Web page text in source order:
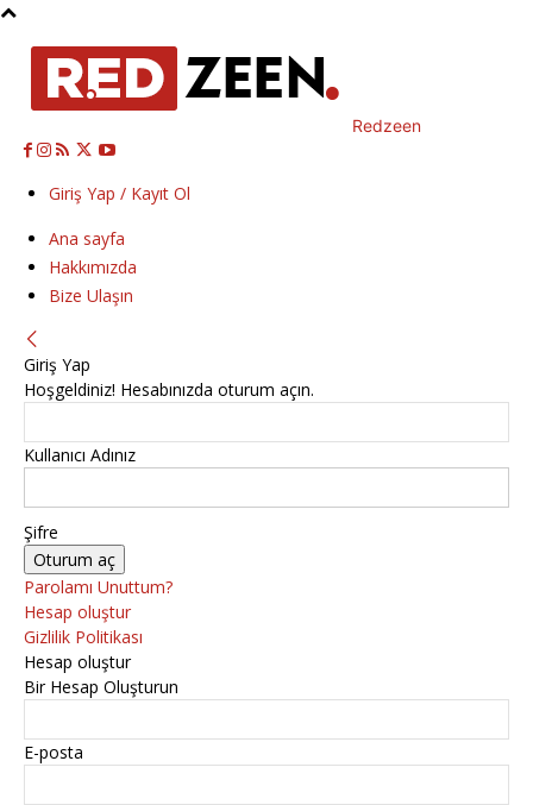
Redzeen
Giriş Yap / Kayıt Ol
Ana sayfa
Hakkımızda
Bize Ulaşın
Giriş Yap
Hoşgeldiniz! Hesabınızda oturum açın.
Kullanıcı Adınız
Şifre
Parolamı Unuttum?
Hesap oluştur
Gizlilik Politikası
Hesap oluştur
Bir Hesap Oluşturun
E-posta